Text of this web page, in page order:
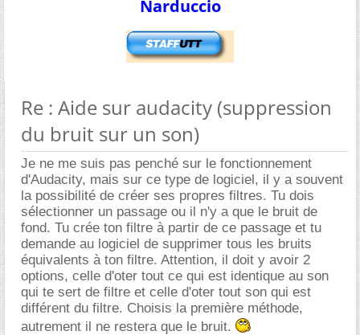
Narduccio
Re : Aide sur audacity (suppression
du bruit sur un son)
Je ne me suis pas penché sur le fonctionnement
d'Audacity, mais sur ce type de logiciel, il y a souvent
la possibilité de créer ses propres filtres. Tu dois
sélectionner un passage ou il n'y a que le bruit de
fond. Tu crée ton filtre à partir de ce passage et tu
demande au logiciel de supprimer tous les bruits
équivalents à ton filtre. Attention, il doit y avoir 2
options, celle d'oter tout ce qui est identique au son
qui te sert de filtre et celle d'oter tout son qui est
différent du filtre. Choisis la première méthode,
autrement il ne restera que le bruit.